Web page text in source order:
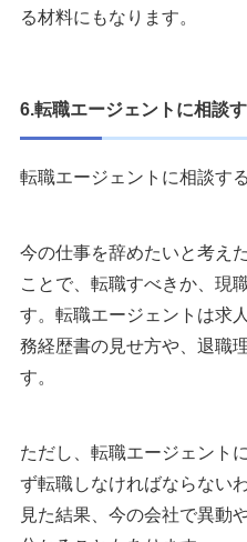
る材料にもなります。
6.転職エージェントに相談
転職エージェントに相談す
今の仕事を辞めたいと考え
ことで、転職すべきか、現
す。転職エージェントは求
務経歴書の見せ方や、退職
す。
ただし、転職エージェント
ず転職しなければならない
見た結果、今の会社で異動